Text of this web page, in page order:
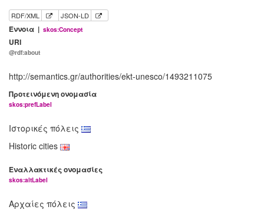
RDF/XML JSON-LD
Έννοια | skos:Concept
URI
@rdf:about
http://semantics.gr/authorities/ekt-unesco/1493211075
Προτεινόμενη ονομασία
skos:prefLabel
Ιστορικές πόλεις
Historic cities
Εναλλακτικές ονομασίες
skos:altLabel
Αρχαίες πόλεις